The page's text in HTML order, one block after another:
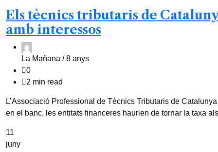
Els tècnics tributaris de
amb interessos
La Mañana /8 anys
0
2 min read
L’Associació Professional de Tècnics Tributaris de
en el banc, les entitats financeres haurien de tornar la taxa
11
juny